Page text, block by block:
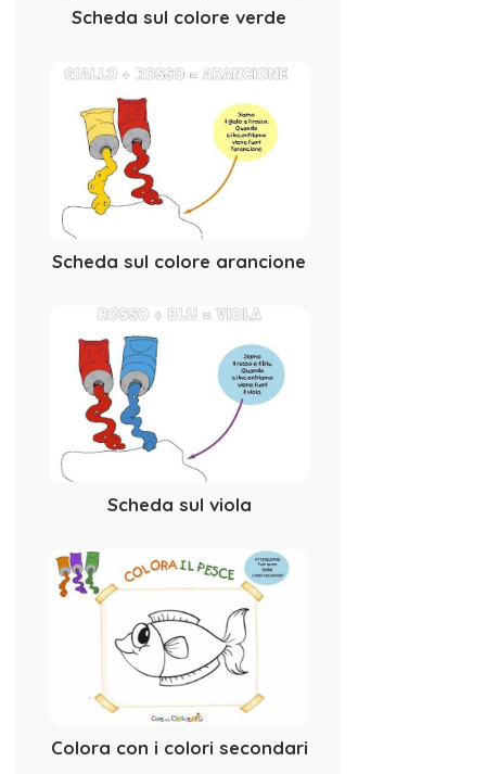
Scheda sul colore verde
Scheda sul colore arancione
Scheda sul viola
Colora con i colori secondari